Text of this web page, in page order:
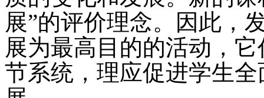
展”的评价理念。因此，
展为最高目的的活动，
节系统，理应促进学生